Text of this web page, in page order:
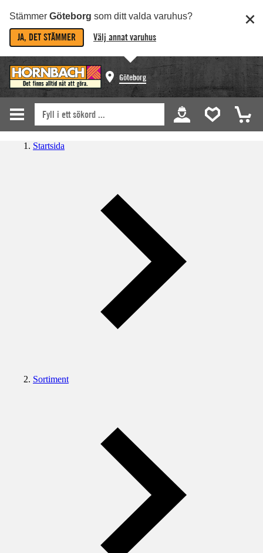
Stämmer Göteborg som ditt valda varuhus?
JA, DET STÄMMER Välj annat varuhus
Göteborg
Startsida
Sortiment